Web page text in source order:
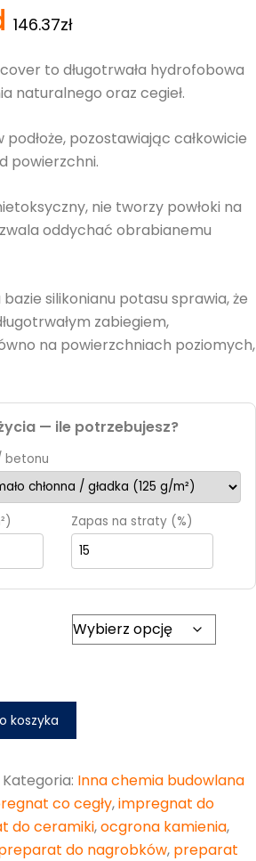
146.37zł
to długotrwała hydrofobowa
naturalnego oraz cegieł.
podłoże, pozostawiając całkowicie
powierzchni.
nie tworzy powłoki na
oddychać obrabianemu
silikonianu potasu sprawia, że
zabiegiem,
na powierzchniach poziomych,
— ile potrzebujesz?
betonu
Zapas na straty (%)
koszyka
Kategoria: Inna chemia budowlana
co cegły,impregnat do
do ceramiki,ocgrona kamienia,
do nagrobków, preparat